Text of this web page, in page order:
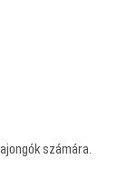
számára.